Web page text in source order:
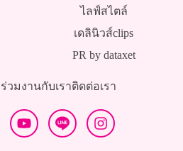
ไลฟ์สไตล์
เดลินิวส์clips
PR by dataxet
ร่วมงานกับเราติดต่อเรา